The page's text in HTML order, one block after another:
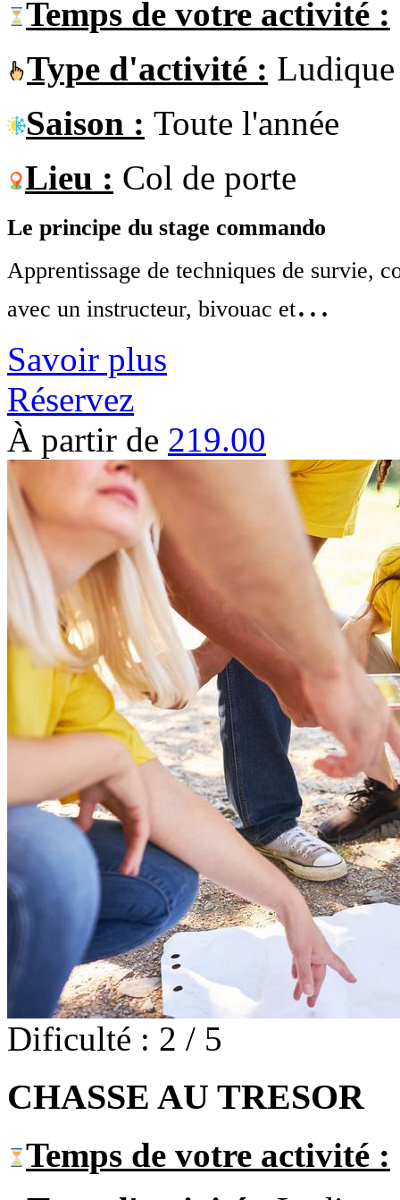
Temps de votre activité :
Type d'activité : Ludique
Saison : Toute l'année
Lieu : Col de porte
Le principe du stage commando
Apprentissage de techniques de survie,
avec un instructeur, bivouac et…
Savoir plus
Réservez
À partir de 219.00
Dificulté : 2 / 5
CHASSE AU TRESOR
Temps de votre activité :